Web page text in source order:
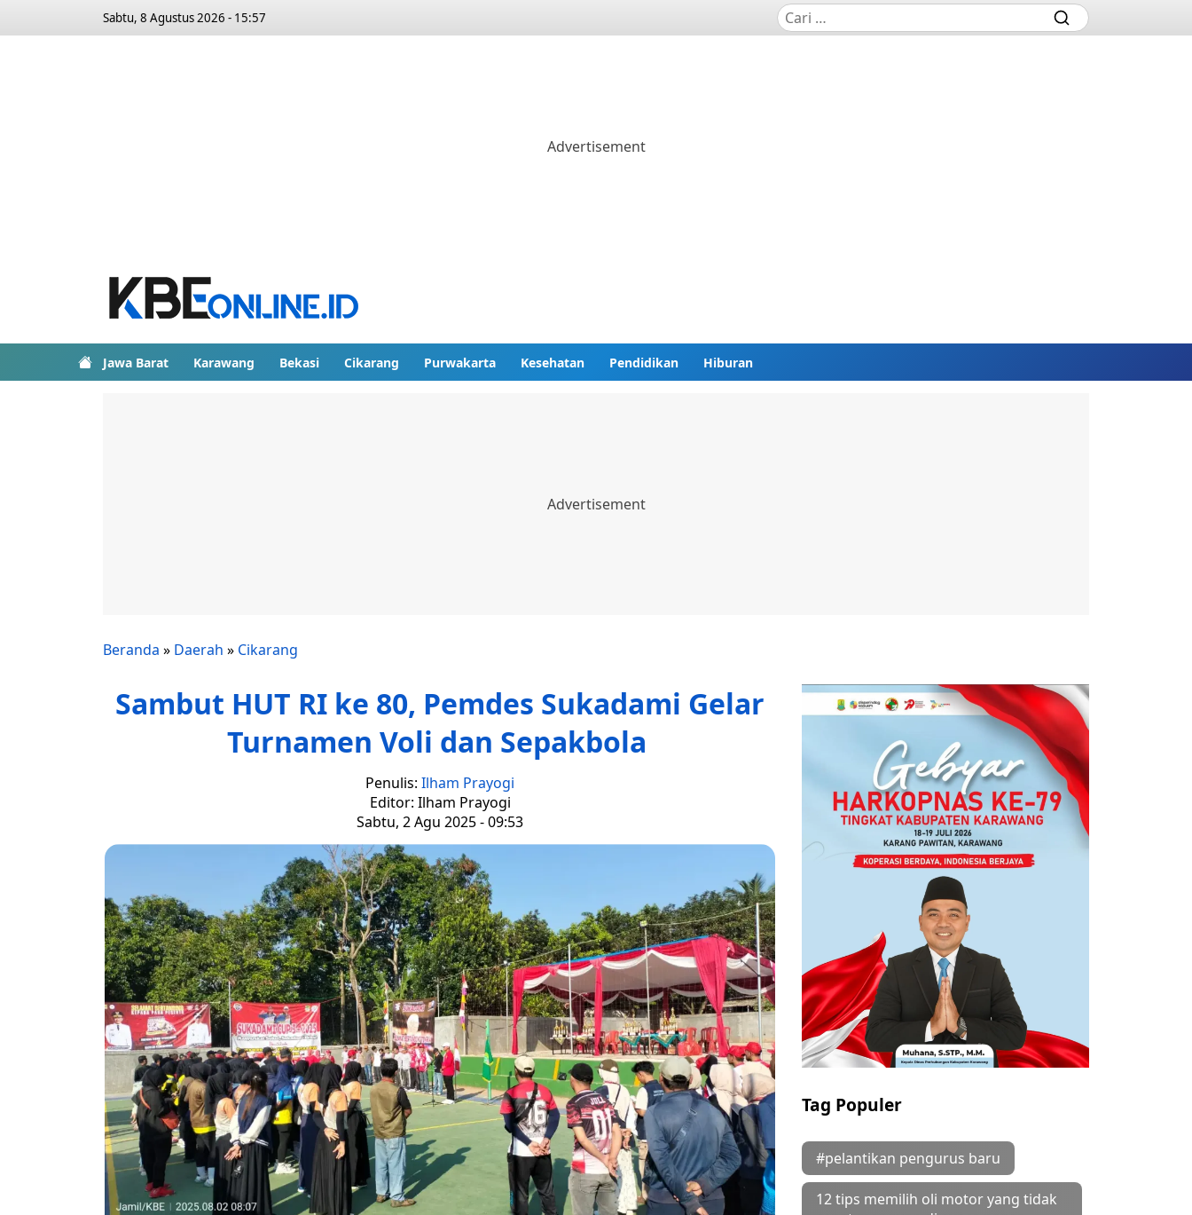
Sabtu, 8 Agustus 2026 - 15:57
Jawa Barat Karawang Bekasi Cikarang Purwakarta Kesehatan Pendidikan Hiburan
Beranda » Daerah » Cikarang
Sambut HUT RI ke 80, Pemdes Sukadami Gelar
Turnamen Voli dan Sepakbola
Penulis: Ilham Prayogi
Editor: Ilham Prayogi
Sabtu, 2 Agu 2025 - 09:53
Tag Populer
#pelantikan pengurus baru
12 tips memilih oli motor yang tidak